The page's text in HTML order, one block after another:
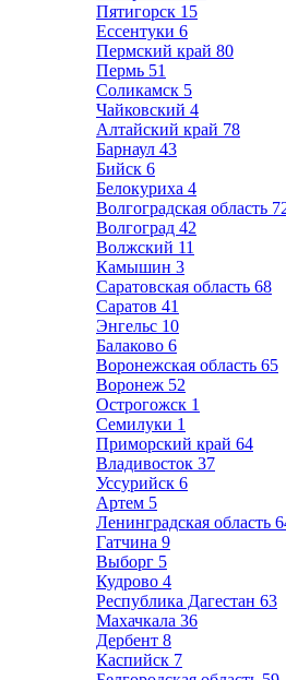
Пятигорск 15
Ессентуки 6
Пермский край 80
Пермь 51
Соликамск 5
Чайковский 4
Алтайский край 78
Барнаул 43
Бийск 6
Белокуриха 4
Волгоградская область
Волгоград 42
Волжский 11
Камышин 3
Саратовская область 68
Саратов 41
Энгельс 10
Балаково 6
Воронежская область 65
Воронеж 52
Острогожск 1
Семилуки 1
Приморский край 64
Владивосток 37
Уссурийск 6
Артем 5
Ленинградская область
Гатчина 9
Выборг 5
Кудрово 4
Республика Дагестан 63
Махачкала 36
Дербент 8
Каспийск 7